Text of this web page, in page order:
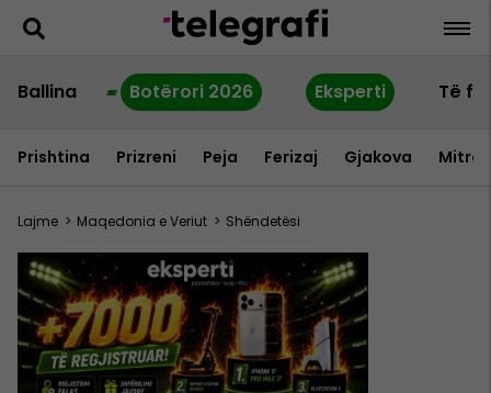
Ballina Botërori 2026 Eksperti Të
Prishtina Prizreni Peja Ferizaj Gjakova
Lajme > Maqedonia e Veriut > Shëndetësi